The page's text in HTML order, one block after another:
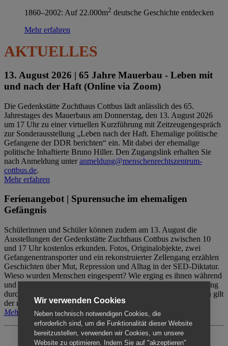
1860–2002: Auf 22.000m2 deutsche Geschichte entdecken
Mehr erfahren
AKTUELLES
13. August 2026 | 65 Jahre Mauerbau - Leben mit
und nach der Haft (Online via Zoom)
Die Gedenkstätte Zuchthaus Cottbus lädt anlässlich des 65.
Jahrestages des Mauerbaus am Donnerstag, den 13. August 2026
um 17 Uhr zu einer virtuellen Kurzführung mit Zeitzeugengespräch
zur Sonderausstellung „Leben nach der Haft. Ehemalige politische
Gefangene der DDR berichten“ ein. Mit dabei der ehemalige
politische Inhaftierte Bruno Hiller. Den Zugangslink erhalten Sie
nach Anmeldung unteranmeldung@menschenrechtszentrum-
cottbus.de.
Mehr erfahren
Ferienangebot | Spurensuche im ehemaligen
Gefängnis
Schülerinnen und Schüler können zudem am 13. August die
Ausstellungen der Gedenkstätte Zuchthaus Cottbus zwischen 10
und 17 Uhr kostenlos erkunden. Fotos, Originalobjekte, zwei
Gefangenentransporter und ein rekonstruierter Zellengang erzählen
Geschichten über Mut, Repression und Alltag in der SED-Diktatur.
Wieso wurden Menschen eingesperrt? Wie erging es ihnen während
und nach der Haft? Der Besuch erfolgt individuell ohne Betreuung
durch das Menschenrechtszentrum Cottbus. Für Begleitpersonen gilt
der reguläre Eintritt (8€ / ermäßigt 5€).
Mehr erfahren
Wir verwenden Cookies
Neben technisch notwendigen Cookies, die
erforderlich sind, um die Funktionalität dieser Website
bereitzustellen, verwenden wir Cookies, um unsere
Website zu optimieren. Indem Sie auf "akzeptieren"